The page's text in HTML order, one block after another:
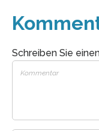
Schreiben Sie